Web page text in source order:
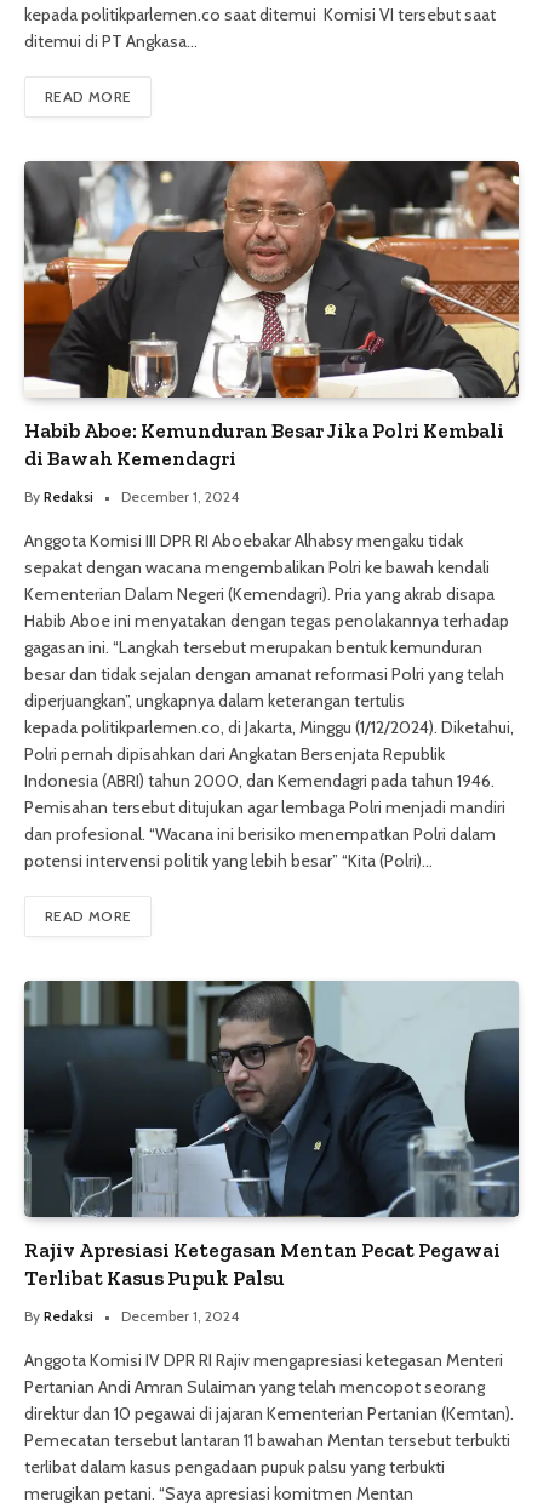
kepada politikparlemen.co saat ditemui Komisi VI tersebut saat
ditemui di PT Angkasa…
READ MORE
Habib Aboe: Kemunduran Besar Jika Polri Kembali
di Bawah Kemendagri
By Redaksi December 1, 2024
Anggota Komisi III DPR RI Aboebakar Alhabsy mengaku tidak
sepakat dengan wacana mengembalikan Polri ke bawah kendali
Kementerian Dalam Negeri (Kemendagri). Pria yang akrab disapa
Habib Aboe ini menyatakan dengan tegas penolakannya terhadap
gagasan ini. “Langkah tersebut merupakan bentuk kemunduran
besar dan tidak sejalan dengan amanat reformasi Polri yang telah
diperjuangkan”, ungkapnya dalam keterangan tertulis
kepada politikparlemen.co, di Jakarta, Minggu (1/12/2024). Diketahui,
Polri pernah dipisahkan dari Angkatan Bersenjata Republik
Indonesia (ABRI) tahun 2000, dan Kemendagri pada tahun 1946.
Pemisahan tersebut ditujukan agar lembaga Polri menjadi mandiri
dan profesional. “Wacana ini berisiko menempatkan Polri dalam
potensi intervensi politik yang lebih besar” “Kita (Polri)…
READ MORE
Rajiv Apresiasi Ketegasan Mentan Pecat Pegawai
Terlibat Kasus Pupuk Palsu
By Redaksi December 1, 2024
Anggota Komisi IV DPR RI Rajiv mengapresiasi ketegasan Menteri
Pertanian Andi Amran Sulaiman yang telah mencopot seorang
direktur dan 10 pegawai di jajaran Kementerian Pertanian (Kemtan).
Pemecatan tersebut lantaran 11 bawahan Mentan tersebut terbukti
terlibat dalam kasus pengadaan pupuk palsu yang terbukti
merugikan petani. “Saya apresiasi komitmen Mentan